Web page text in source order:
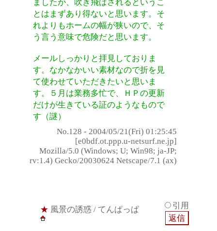
ましたが、吹き飛ばされるというこ
とはまずあり得ないと思います。そ
れよりもホームの幅が狭いので、そ
う言う意味で危険だと思います。
メールしっかりと拝見しておりま
す。なかなかいい素材なので折を見
て使わせていただきたいと思いま
す。５月は業務多忙で、ＨＰの更新
だけが生きている証のようなもので
す（謎）
No.128 - 2004/05/21(Fri) 01:25:45
[e0bdf.ot.ppp.u-netsurf.ne.jp]
Mozilla/5.0 (Windows; U; Win98; ja-JP;
rv:1.4) Gecko/20030624 Netscape/7.1 (ax)
★ 風景の誘惑 / てんぱっぱ 引用